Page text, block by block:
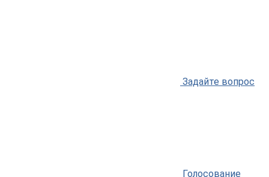
Задайте вопрос
Голосование